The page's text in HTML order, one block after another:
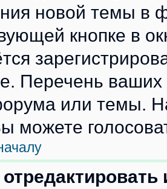
новой темы в
кнопке в
Перечень ваших
или темы.
можете